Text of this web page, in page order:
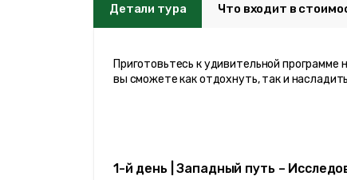
Детали тура Что входит в
Приготовьтесь к удивительной
вы сможете как отдохнуть, так и
1-й день | Западный путь –